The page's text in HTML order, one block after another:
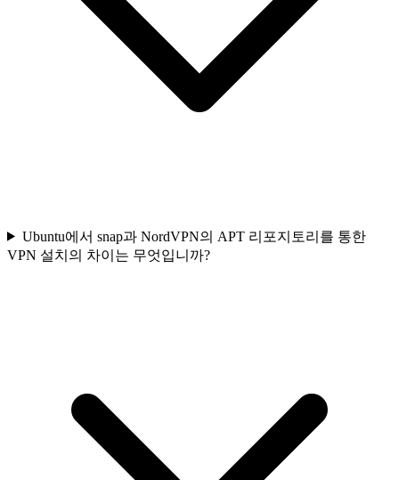
Ubuntu에서 snap과 NordVPN의 APT 리포지토리를 통한
VPN 설치의 차이는 무엇입니까?